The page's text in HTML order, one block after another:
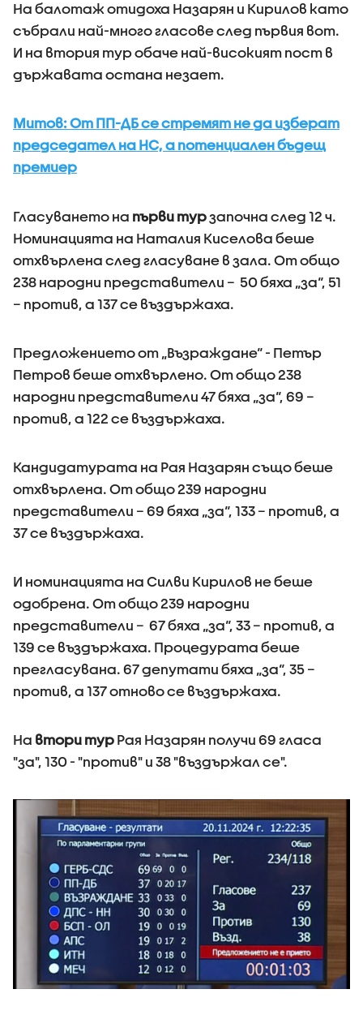
На балотаж отидоха Назарян и Кирилов като
събрали най-много гласове след първия вот.
И на втория тур обаче най-високият пост в
държавата остана незает.
Митов: От ПП-ДБ се стремят не да изберат
председател на НС, а потенциален бъдещ
премиер
Гласуването на първи турзапочна след 12 ч.
Номинацията на Наталия Киселова беше
отхвърлена след гласуване в зала. От общо
238 народни представители – 50 бяха „за“, 51
– против, а 137 се въздържаха.
Предложението от „Възраждане“ - Петър
Петров беше отхвърлено. От общо 238
народни представители 47 бяха „за“, 69 –
против, а 122 се въздържаха.
Кандидатурата на Рая Назарян също беше
отхвърлена. От общо 239 народни
представители – 69 бяха „за“, 133 – против, а
37 се въздържаха.
И номинацията на Силви Кирилов не беше
одобрена. От общо 239 народни
представители – 67 бяха „за“, 33 – против, а
139 се въздържаха. Процедурата беше
прегласувана. 67 депутати бяха „за“, 35 –
против, а 137 отново се въздържаха.
На втори тур Рая Назарян получи 69 гласа
"за", 130 - "против" и 38 "въздържал се".